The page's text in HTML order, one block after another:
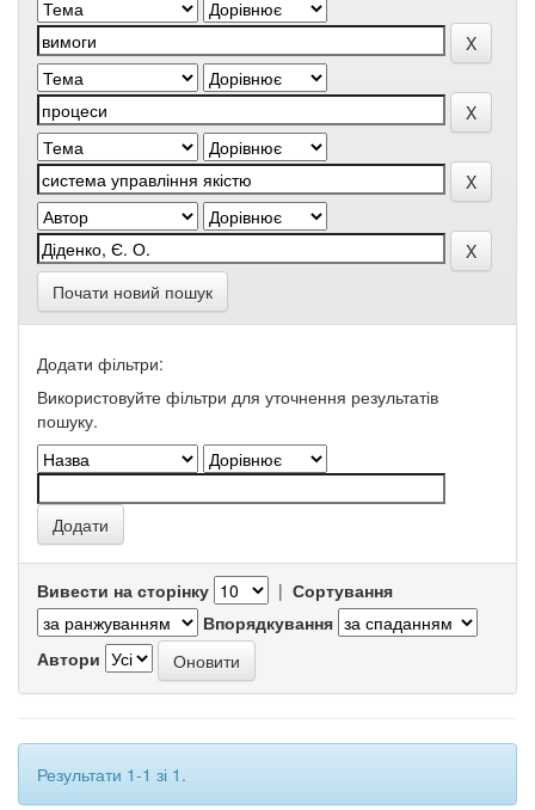
Почати новий пошук
Додати фільтри:
Використовуйте фільтри для уточнення результатів
пошуку.
Вивести на сторінку | Сортування
Впорядкування
Автори
Результати 1-1 зі 1.